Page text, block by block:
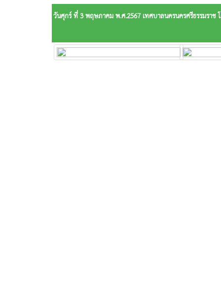
วันศุกร์ ที่ 3 พฤษภาคม พ.ศ.2567 เทศบาลนครนครศรีธรรมรา